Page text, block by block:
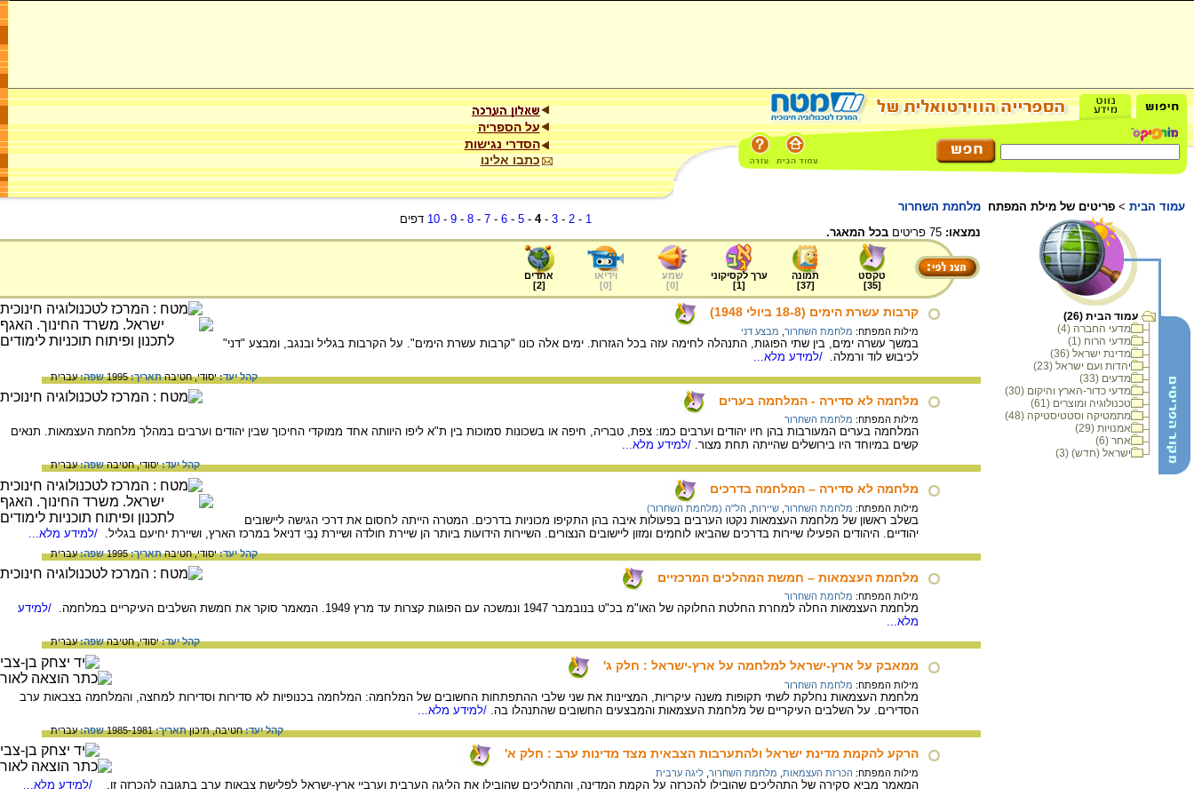
על הספריה
הסדרי נגישות
כתבו אלינו
עמוד הבית > פריטים של מילת המפתח מלחמת השחרור
עמוד הבית (26)
מדעי החברה (4)
מדעי הרוח (1)
מדינת ישראל (36)
יהדות ועם ישראל (23)
מדעים (33)
מדעי כדור-הארץ והיקום (30)
טכנולוגיה ומוצרים (61)
מתמטיקה וסטטיסטיקה (48)
אמנויות (29)
אחר (6)
ישראל (חדש) (3)
1
-
2
-
3
-
4
-
5
-
6
-
7
-
8
-
9
-
10 דפים
נמצאו:
בכל המאגר.
טקסט
[
35
]
תמונה
[
37
]
ערך לקסיקוני
[
1
]
שמע
[
0
]
וידיאו
[
0
]
אתרים
[
2
]
קרבות עשרת הימים (18-8 ביולי 1948)
מילות המפתח: מלחמת השחרור מבצע דני
במשך עשרה ימים, בין שתי הפוגות, התנהלה לחימה עזה בכל הגזרות. ימים אלה כונו "קרבות עשרת הימים". על הקרבות בגליל ובנגב, ומבצע "דני"
לכיבוש לוד ורמלה. /למידע מלא...
קהל יעד:יסודי,חטיבהתאריך:1995 שפה:עברית
מלחמה לא סדירה - המלחמה בערים
מילות המפתח: מלחמת השחרור
המלחמה בערים המעורבות בהן חיו יהודים וערבים כמו: צפת, טבריה, חיפה או בשכונות סמוכות בין ת"א ליפו היוותה אחד ממוקדי החיכוך שבין יהודים וערבים במהלך מלחמת העצמאות. תנאים
קשים במיוחד היו בירושלים שהייתה תחת מצור. /למידע מלא...
קהל יעד:יסודי,חטיבהשפה:עברית
מלחמה לא סדירה – המלחמה בדרכים
מילות המפתח: מלחמת השחרור שיירות הל"ה (מלחמת השחרור)
בשלב ראשון של מלחמת העצמאות נקטו הערבים בפעולות איבה בהן התקיפו מכוניות בדרכים. המטרה הייתה לחסום את דרכי הגישה ליישובים
יהודיים. היהודים הפעילו שיירות בדרכים שהביאו לוחמים ומזון ליישובים הנצורים. השיירות הידועות ביותר הן שיירת חולדה ושיירת נֶבִּי דניאל במרכז הארץ, ושיירת יחיעם בגליל.
/למידע מלא...
קהל יעד:יסודי,חטיבהתאריך:1995 שפה:עברית
מלחמת העצמאות – חמשת המהלכים המרכזיים
מילות המפתח: מלחמת השחרור
מלחמת העצמאות החלה למחרת החלטת החלוקה של האו"מ בכ"ט בנובמבר 1947 ונמשכה עם הפוגות קצרות עד מרץ 1949. המאמר סוקר את חמשת השלבים העיקריים במלחמה.
/למידע
מלא...
קהל יעד:יסודי,חטיבהשפה:עברית
ממאבק על ארץ-ישראל למלחמה על ארץ-ישראל : חלק ג'
מילות המפתח: מלחמת השחרור
מלחמת העצמאות נחלקת לשתי תקופות משנה עיקריות, המציינות את שני שלבי ההתפתחות החשובים של המלחמה: המלחמה בכנופיות לא סדירות וסדירות למחצה, והמלחמה בצבאות ערב
הסדירים. על השלבים העיקריים של מלחמת העצמאות והמבצעים החשובים שהתנהלו בה. /למידע מלא...
קהל יעד:חטיבה,תיכוןתאריך:1985-1981 שפה:עברית
הרקע להקמת מדינת ישראל ולהתערבות הצבאית מצד מדינות ערב : חלק א'
מילות המפתח: הכרזת העצמאות מלחמת השחרור ליגה ערבית
המאמר מביא סקירה של התהליכים שהובילו להכרזה על הקמת המדינה, והתהליכים שהובילו את הליגה הערבית וערביי ארץ-ישראל לפלישת צבאות ערב בתגובה להכרזה זו. /למידע מלא...